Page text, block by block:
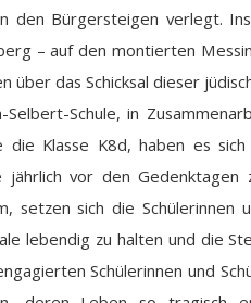
den Bürgersteigen verlegt.
– auf den montierten
über das Schicksal dieser
Selbert-Schule, in
die Klasse K8d, haben es
jährlich vor den
setzen sich die
lebendig zu halten und die
Schülerinnen und